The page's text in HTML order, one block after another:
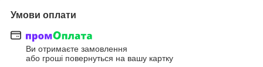
Умови оплати
Ви отримаєте замовлення
або гроші повернуться на вашу картку